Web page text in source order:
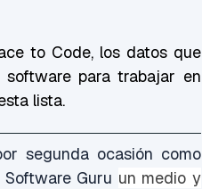
to Code, los datos que
software para trabajar en
lista.
segunda ocasión como
Guru un medio y